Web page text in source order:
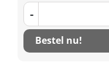
-
Bestel nu!